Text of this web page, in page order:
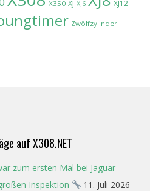
X350 XJ XJ6 XJ12
Zwölfzylinder
auf X308.NET
zum ersten Mal bei Jaguar-
Inspektion
11. Juli 2026